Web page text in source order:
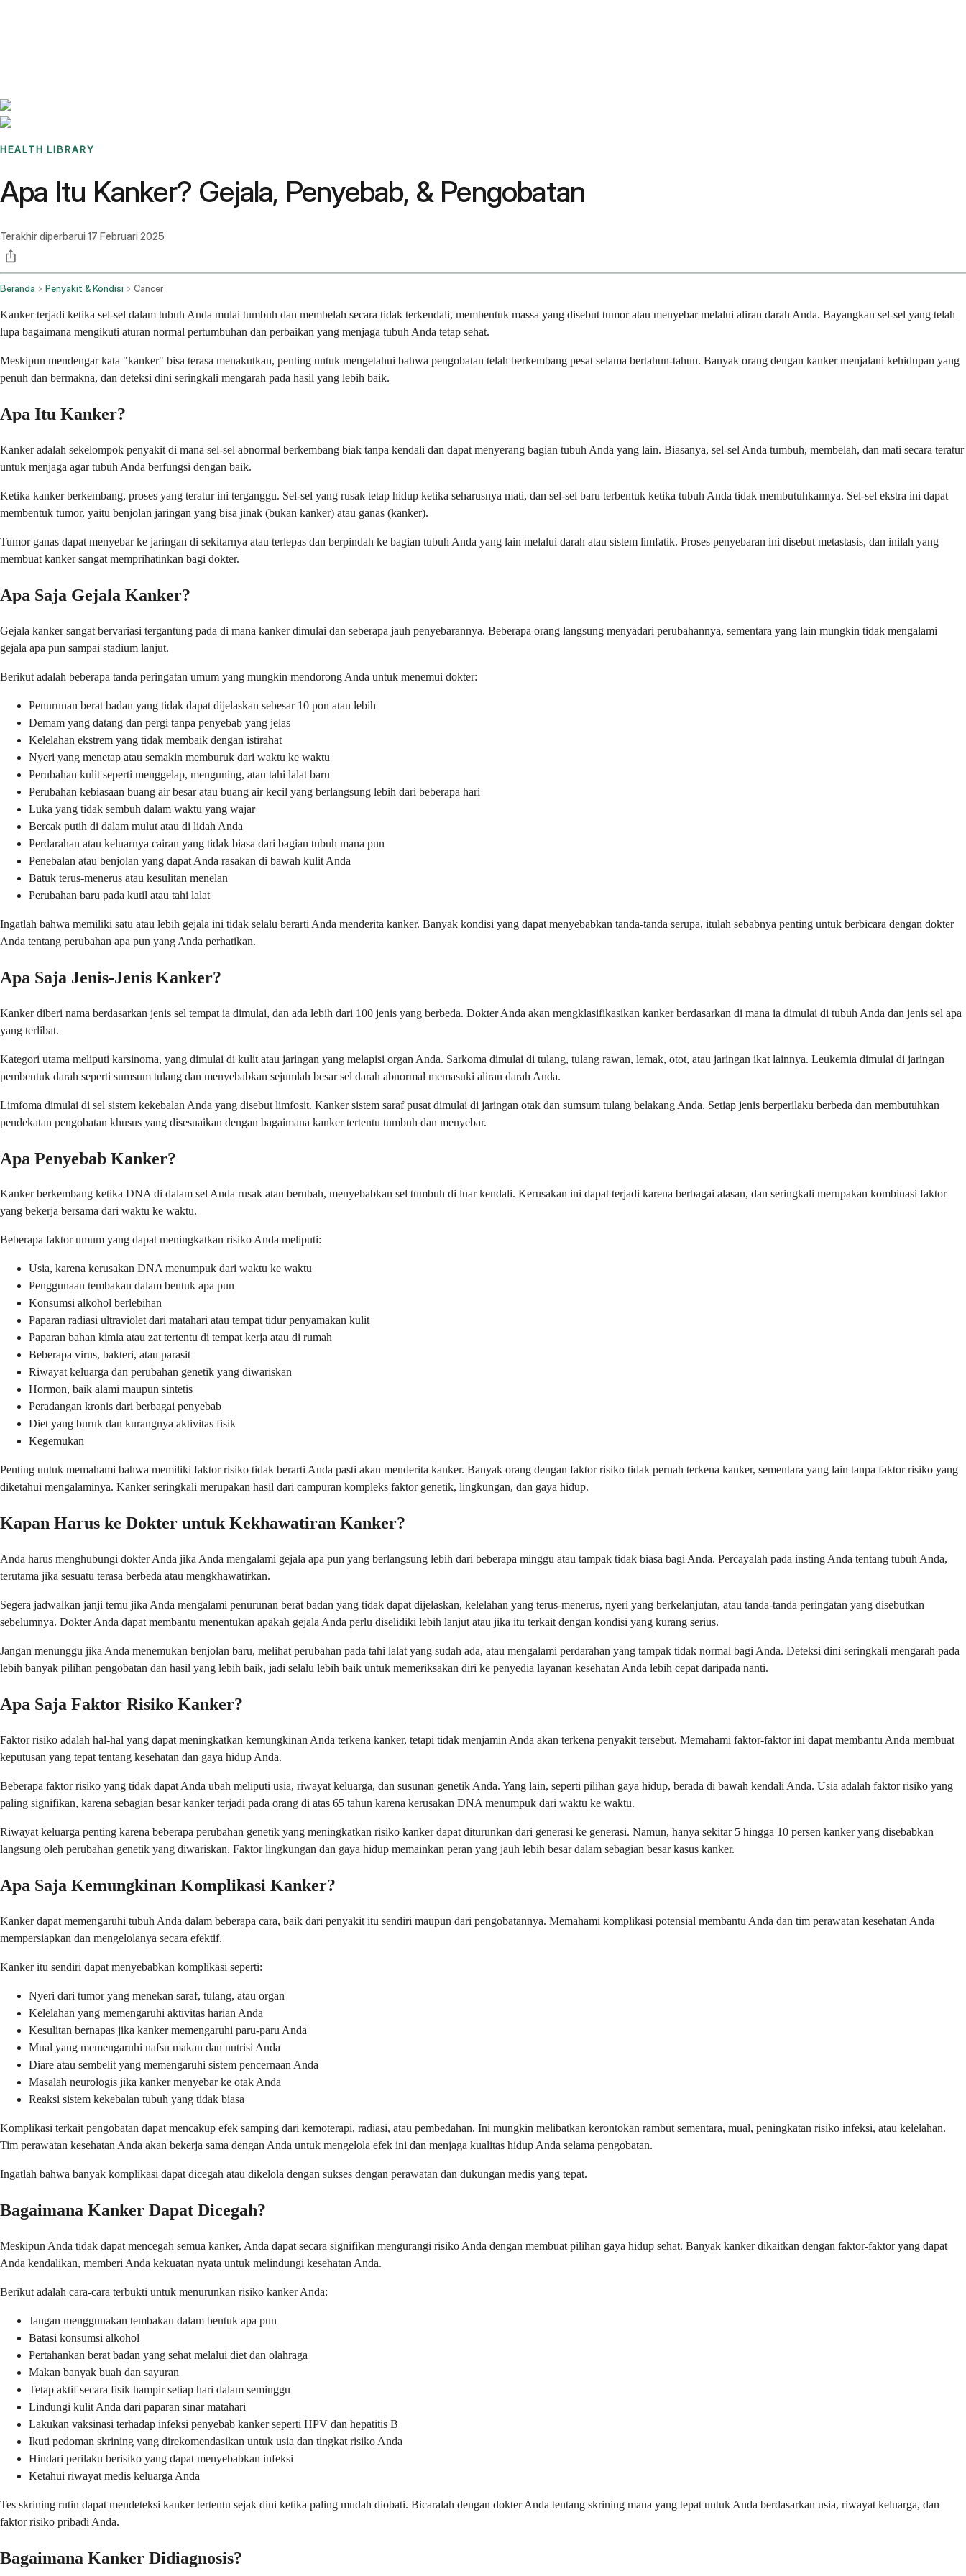
HEALTH LIBRARY
Apa Itu Kanker? Gejala, Penyebab, & Pengobatan
Terakhir diperbarui 17 Februari 2025
Beranda Penyakit & Kondisi Cancer
Kanker terjadi ketika sel-sel dalam tubuh Anda mulai tumbuh dan membelah secara tidak terkendali, membentuk massa yang disebut tumor atau menyebar melalui aliran darah Anda. Bayangkan sel-sel yang telah
lupa bagaimana mengikuti aturan normal pertumbuhan dan perbaikan yang menjaga tubuh Anda tetap sehat.
Meskipun mendengar kata "kanker" bisa terasa menakutkan, penting untuk mengetahui bahwa pengobatan telah berkembang pesat selama bertahun-tahun. Banyak orang dengan kanker menjalani kehidupan yang
penuh dan bermakna, dan deteksi dini seringkali mengarah pada hasil yang lebih baik.
Apa Itu Kanker?
Kanker adalah sekelompok penyakit di mana sel-sel abnormal berkembang biak tanpa kendali dan dapat menyerang bagian tubuh Anda yang lain. Biasanya, sel-sel Anda tumbuh, membelah, dan mati secara teratur
untuk menjaga agar tubuh Anda berfungsi dengan baik.
Ketika kanker berkembang, proses yang teratur ini terganggu. Sel-sel yang rusak tetap hidup ketika seharusnya mati, dan sel-sel baru terbentuk ketika tubuh Anda tidak membutuhkannya. Sel-sel ekstra ini dapat
membentuk tumor, yaitu benjolan jaringan yang bisa jinak (bukan kanker) atau ganas (kanker).
Tumor ganas dapat menyebar ke jaringan di sekitarnya atau terlepas dan berpindah ke bagian tubuh Anda yang lain melalui darah atau sistem limfatik. Proses penyebaran ini disebut metastasis, dan inilah yang
membuat kanker sangat memprihatinkan bagi dokter.
Apa Saja Gejala Kanker?
Gejala kanker sangat bervariasi tergantung pada di mana kanker dimulai dan seberapa jauh penyebarannya. Beberapa orang langsung menyadari perubahannya, sementara yang lain mungkin tidak mengalami
gejala apa pun sampai stadium lanjut.
Berikut adalah beberapa tanda peringatan umum yang mungkin mendorong Anda untuk menemui dokter:
Penurunan berat badan yang tidak dapat dijelaskan sebesar 10 pon atau lebih
Demam yang datang dan pergi tanpa penyebab yang jelas
Kelelahan ekstrem yang tidak membaik dengan istirahat
Nyeri yang menetap atau semakin memburuk dari waktu ke waktu
Perubahan kulit seperti menggelap, menguning, atau tahi lalat baru
Perubahan kebiasaan buang air besar atau buang air kecil yang berlangsung lebih dari beberapa hari
Luka yang tidak sembuh dalam waktu yang wajar
Bercak putih di dalam mulut atau di lidah Anda
Perdarahan atau keluarnya cairan yang tidak biasa dari bagian tubuh mana pun
Penebalan atau benjolan yang dapat Anda rasakan di bawah kulit Anda
Batuk terus-menerus atau kesulitan menelan
Perubahan baru pada kutil atau tahi lalat
Ingatlah bahwa memiliki satu atau lebih gejala ini tidak selalu berarti Anda menderita kanker. Banyak kondisi yang dapat menyebabkan tanda-tanda serupa, itulah sebabnya penting untuk berbicara dengan dokter
Anda tentang perubahan apa pun yang Anda perhatikan.
Apa Saja Jenis-Jenis Kanker?
Kanker diberi nama berdasarkan jenis sel tempat ia dimulai, dan ada lebih dari 100 jenis yang berbeda. Dokter Anda akan mengklasifikasikan kanker berdasarkan di mana ia dimulai di tubuh Anda dan jenis sel apa
yang terlibat.
Kategori utama meliputi karsinoma, yang dimulai di kulit atau jaringan yang melapisi organ Anda. Sarkoma dimulai di tulang, tulang rawan, lemak, otot, atau jaringan ikat lainnya. Leukemia dimulai di jaringan
pembentuk darah seperti sumsum tulang dan menyebabkan sejumlah besar sel darah abnormal memasuki aliran darah Anda.
Limfoma dimulai di sel sistem kekebalan Anda yang disebut limfosit. Kanker sistem saraf pusat dimulai di jaringan otak dan sumsum tulang belakang Anda. Setiap jenis berperilaku berbeda dan membutuhkan
pendekatan pengobatan khusus yang disesuaikan dengan bagaimana kanker tertentu tumbuh dan menyebar.
Apa Penyebab Kanker?
Kanker berkembang ketika DNA di dalam sel Anda rusak atau berubah, menyebabkan sel tumbuh di luar kendali. Kerusakan ini dapat terjadi karena berbagai alasan, dan seringkali merupakan kombinasi faktor
yang bekerja bersama dari waktu ke waktu.
Beberapa faktor umum yang dapat meningkatkan risiko Anda meliputi:
Usia, karena kerusakan DNA menumpuk dari waktu ke waktu
Penggunaan tembakau dalam bentuk apa pun
Konsumsi alkohol berlebihan
Paparan radiasi ultraviolet dari matahari atau tempat tidur penyamakan kulit
Paparan bahan kimia atau zat tertentu di tempat kerja atau di rumah
Beberapa virus, bakteri, atau parasit
Riwayat keluarga dan perubahan genetik yang diwariskan
Hormon, baik alami maupun sintetis
Peradangan kronis dari berbagai penyebab
Diet yang buruk dan kurangnya aktivitas fisik
Kegemukan
Penting untuk memahami bahwa memiliki faktor risiko tidak berarti Anda pasti akan menderita kanker. Banyak orang dengan faktor risiko tidak pernah terkena kanker, sementara yang lain tanpa faktor risiko yang
diketahui mengalaminya. Kanker seringkali merupakan hasil dari campuran kompleks faktor genetik, lingkungan, dan gaya hidup.
Kapan Harus ke Dokter untuk Kekhawatiran Kanker?
Anda harus menghubungi dokter Anda jika Anda mengalami gejala apa pun yang berlangsung lebih dari beberapa minggu atau tampak tidak biasa bagi Anda. Percayalah pada insting Anda tentang tubuh Anda,
terutama jika sesuatu terasa berbeda atau mengkhawatirkan.
Segera jadwalkan janji temu jika Anda mengalami penurunan berat badan yang tidak dapat dijelaskan, kelelahan yang terus-menerus, nyeri yang berkelanjutan, atau tanda-tanda peringatan yang disebutkan
sebelumnya. Dokter Anda dapat membantu menentukan apakah gejala Anda perlu diselidiki lebih lanjut atau jika itu terkait dengan kondisi yang kurang serius.
Jangan menunggu jika Anda menemukan benjolan baru, melihat perubahan pada tahi lalat yang sudah ada, atau mengalami perdarahan yang tampak tidak normal bagi Anda. Deteksi dini seringkali mengarah pada
lebih banyak pilihan pengobatan dan hasil yang lebih baik, jadi selalu lebih baik untuk memeriksakan diri ke penyedia layanan kesehatan Anda lebih cepat daripada nanti.
Apa Saja Faktor Risiko Kanker?
Faktor risiko adalah hal-hal yang dapat meningkatkan kemungkinan Anda terkena kanker, tetapi tidak menjamin Anda akan terkena penyakit tersebut. Memahami faktor-faktor ini dapat membantu Anda membuat
keputusan yang tepat tentang kesehatan dan gaya hidup Anda.
Beberapa faktor risiko yang tidak dapat Anda ubah meliputi usia, riwayat keluarga, dan susunan genetik Anda. Yang lain, seperti pilihan gaya hidup, berada di bawah kendali Anda. Usia adalah faktor risiko yang
paling signifikan, karena sebagian besar kanker terjadi pada orang di atas 65 tahun karena kerusakan DNA menumpuk dari waktu ke waktu.
Riwayat keluarga penting karena beberapa perubahan genetik yang meningkatkan risiko kanker dapat diturunkan dari generasi ke generasi. Namun, hanya sekitar 5 hingga 10 persen kanker yang disebabkan
langsung oleh perubahan genetik yang diwariskan. Faktor lingkungan dan gaya hidup memainkan peran yang jauh lebih besar dalam sebagian besar kasus kanker.
Apa Saja Kemungkinan Komplikasi Kanker?
Kanker dapat memengaruhi tubuh Anda dalam beberapa cara, baik dari penyakit itu sendiri maupun dari pengobatannya. Memahami komplikasi potensial membantu Anda dan tim perawatan kesehatan Anda
mempersiapkan dan mengelolanya secara efektif.
Kanker itu sendiri dapat menyebabkan komplikasi seperti:
Nyeri dari tumor yang menekan saraf, tulang, atau organ
Kelelahan yang memengaruhi aktivitas harian Anda
Kesulitan bernapas jika kanker memengaruhi paru-paru Anda
Mual yang memengaruhi nafsu makan dan nutrisi Anda
Diare atau sembelit yang memengaruhi sistem pencernaan Anda
Masalah neurologis jika kanker menyebar ke otak Anda
Reaksi sistem kekebalan tubuh yang tidak biasa
Komplikasi terkait pengobatan dapat mencakup efek samping dari kemoterapi, radiasi, atau pembedahan. Ini mungkin melibatkan kerontokan rambut sementara, mual, peningkatan risiko infeksi, atau kelelahan.
Tim perawatan kesehatan Anda akan bekerja sama dengan Anda untuk mengelola efek ini dan menjaga kualitas hidup Anda selama pengobatan.
Ingatlah bahwa banyak komplikasi dapat dicegah atau dikelola dengan sukses dengan perawatan dan dukungan medis yang tepat.
Bagaimana Kanker Dapat Dicegah?
Meskipun Anda tidak dapat mencegah semua kanker, Anda dapat secara signifikan mengurangi risiko Anda dengan membuat pilihan gaya hidup sehat. Banyak kanker dikaitkan dengan faktor-faktor yang dapat
Anda kendalikan, memberi Anda kekuatan nyata untuk melindungi kesehatan Anda.
Berikut adalah cara-cara terbukti untuk menurunkan risiko kanker Anda:
Jangan menggunakan tembakau dalam bentuk apa pun
Batasi konsumsi alkohol
Pertahankan berat badan yang sehat melalui diet dan olahraga
Makan banyak buah dan sayuran
Tetap aktif secara fisik hampir setiap hari dalam seminggu
Lindungi kulit Anda dari paparan sinar matahari
Lakukan vaksinasi terhadap infeksi penyebab kanker seperti HPV dan hepatitis B
Ikuti pedoman skrining yang direkomendasikan untuk usia dan tingkat risiko Anda
Hindari perilaku berisiko yang dapat menyebabkan infeksi
Ketahui riwayat medis keluarga Anda
Tes skrining rutin dapat mendeteksi kanker tertentu sejak dini ketika paling mudah diobati. Bicaralah dengan dokter Anda tentang skrining mana yang tepat untuk Anda berdasarkan usia, riwayat keluarga, dan
faktor risiko pribadi Anda.
Bagaimana Kanker Didiagnosis?